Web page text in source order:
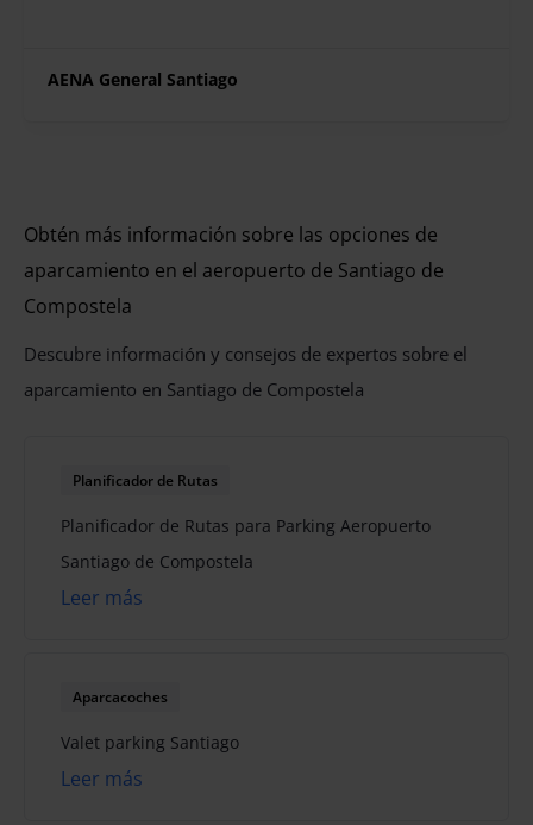
AENA General Santiago
Obtén más información sobre las opciones de
aparcamiento en el aeropuerto de Santiago de
Compostela
Descubre información y consejos de expertos sobre el
aparcamiento en Santiago de Compostela
Planificador de Rutas
Planificador de Rutas para Parking Aeropuerto
Santiago de Compostela
Leer más
Aparcacoches
Valet parking Santiago
Leer más